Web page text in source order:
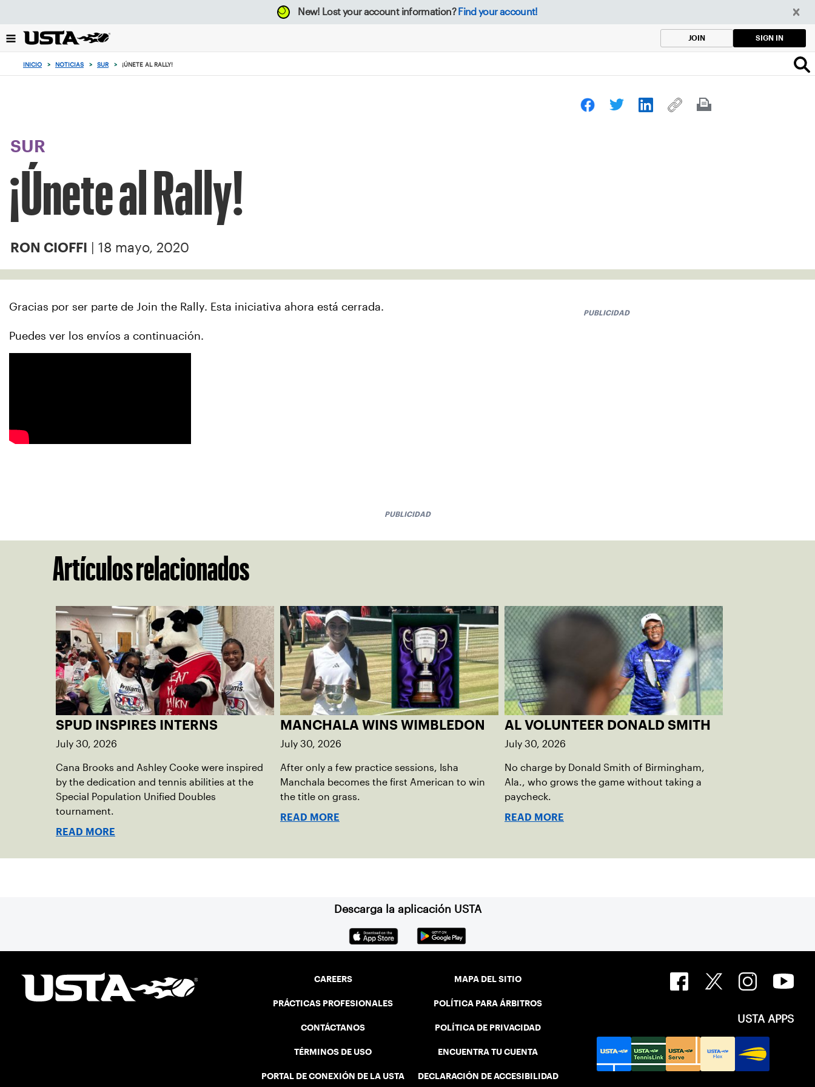
el
botón
New! Lost your account information? Find your account!
JOIN SIGN IN
INICIO > NOTICIAS > SUR > ¡ÚNETE AL RALLY!
SUR
¡Únete al Rally!
RON CIOFFI | 18 mayo, 2020
Gracias por ser parte de Join the Rally. Esta iniciativa ahora está cerrada.
Puedes ver los envíos a continuación.
PUBLICIDAD
PUBLICIDAD
Artículos relacionados
SPUD INSPIRES INTERNS
July 30, 2026
Cana Brooks and Ashley Cooke were inspired
by the dedication and tennis abilities at the
Special Population Unified Doubles
tournament.
READ MORE
MANCHALA WINS WIMBLEDON
July 30, 2026
After only a few practice sessions, Isha
Manchala becomes the first American to win
the title on grass.
READ MORE
AL VOLUNTEER DONALD SMITH
July 30, 2026
No charge by Donald Smith of Birmingham,
Ala., who grows the game without taking a
paycheck.
READ MORE
Descarga la aplicación USTA
CAREERS
PRÁCTICAS PROFESIONALES
CONTÁCTANOS
TÉRMINOS DE USO
PORTAL DE CONEXIÓN DE LA USTA
MAPA DEL SITIO
POLÍTICA PARA ÁRBITROS
POLÍTICA DE PRIVACIDAD
ENCUENTRA TU CUENTA
DECLARACIÓN DE ACCESIBILIDAD
USTA APPS